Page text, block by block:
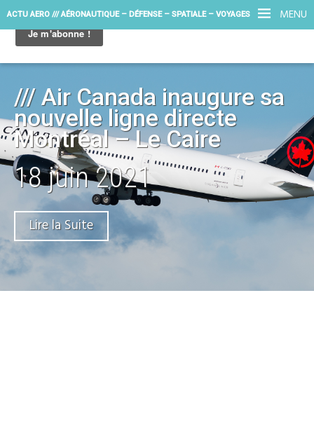
MENU
ACTU AERO /// AÉRONAUTIQUE – DÉFENSE – SPATIALE – VOYAGES
/// Air Canada inaugure sa
nouvelle ligne directe
Montréal – Le Caire
18 juin 2021
Lire la Suite